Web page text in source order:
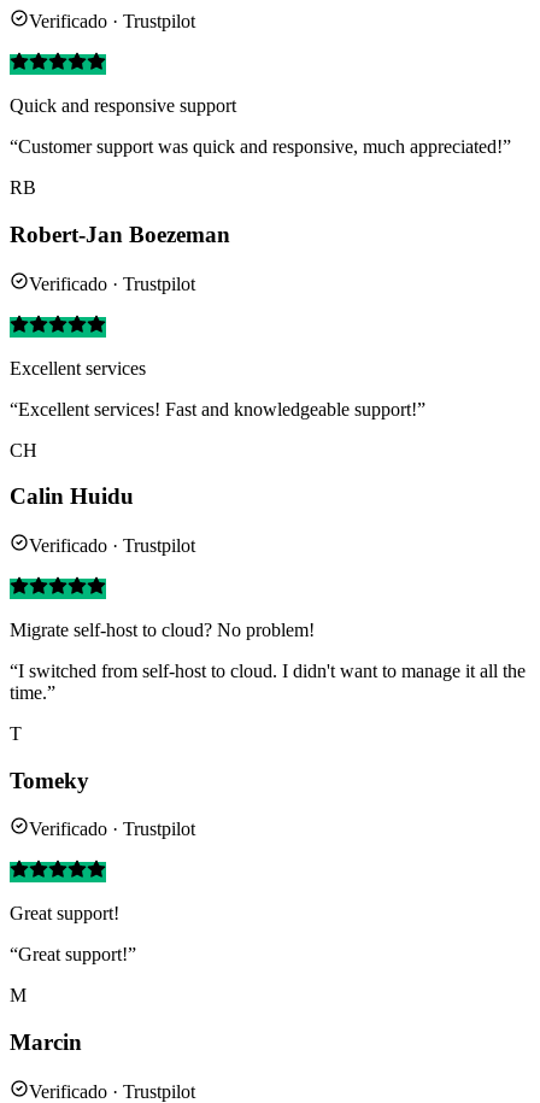
Verificado · Trustpilot
Quick and responsive support
“Customer support was quick and responsive, much appreciated!”
RB
Robert-Jan Boezeman
Verificado · Trustpilot
Excellent services
“Excellent services! Fast and knowledgeable support!”
CH
Calin Huidu
Verificado · Trustpilot
Migrate self-host to cloud? No problem!
“I switched from self-host to cloud. I didn't want to manage it all the
time.”
T
Tomeky
Verificado · Trustpilot
Great support!
“Great support!”
M
Marcin
Verificado · Trustpilot